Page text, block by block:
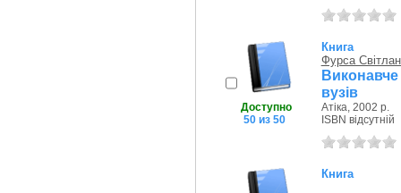
Доступно
50 из 50
Книга
Фурса
вузів
Атіка, 2002 р.
ISBN відсутній
Книга